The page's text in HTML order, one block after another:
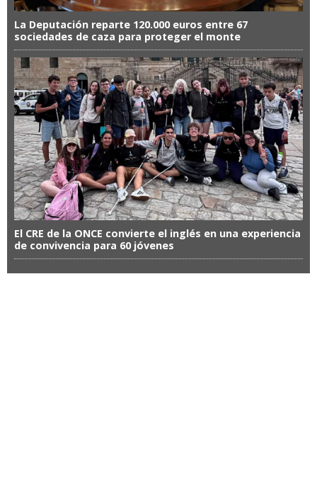
La Deputación reparte 120.000 euros entre 67
sociedades de caza para proteger el monte
El CRE de la ONCE convierte el inglés en una experiencia
de convivencia para 60 jóvenes